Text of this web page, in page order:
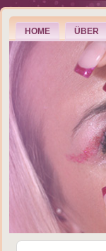
HOME ÜBER